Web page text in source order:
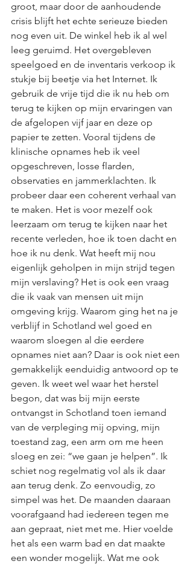
groot, maar door de aanhoudende
crisis blijft het echte serieuze bieden
nog even uit. De winkel heb ik al wel
leeg geruimd. Het overgebleven
speelgoed en de inventaris verkoop ik
stukje bij beetje via het Internet. Ik
gebruik de vrije tijd die ik nu heb om
terug te kijken op mijn ervaringen van
de afgelopen vijf jaar en deze op
papier te zetten. Vooral tijdens de
klinische opnames heb ik veel
opgeschreven, losse flarden,
observaties en jammerklachten. Ik
probeer daar een coherent verhaal van
te maken. Het is voor mezelf ook
leerzaam om terug te kijken naar het
recente verleden, hoe ik toen dacht en
hoe ik nu denk. Wat heeft mij nou
eigenlijk geholpen in mijn strijd tegen
mijn verslaving? Het is ook een vraag
die ik vaak van mensen uit mijn
omgeving krijg. Waarom ging het na je
verblijf in Schotland wel goed en
waarom sloegen al die eerdere
opnames niet aan? Daar is ook niet een
gemakkelijk eenduidig antwoord op te
geven. Ik weet wel waar het herstel
begon, dat was bij mijn eerste
ontvangst in Schotland toen iemand
van de verpleging mij opving, mijn
toestand zag, een arm om me heen
sloeg en zei: “we gaan je helpen”. Ik
schiet nog regelmatig vol als ik daar
aan terug denk. Zo eenvoudig, zo
simpel was het. De maanden daaraan
voorafgaand had iedereen tegen me
aan gepraat, niet met me. Hier voelde
het als een warm bad en dat maakte
een wonder mogelijk. Wat me ook